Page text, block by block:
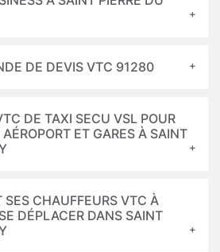
DE DEVIS VTC 91280
DE TAXI SECU VSL POUR
ET GARES À SAINT
SES CHAUFFEURS VTC À
DÉPLACER DANS SAINT